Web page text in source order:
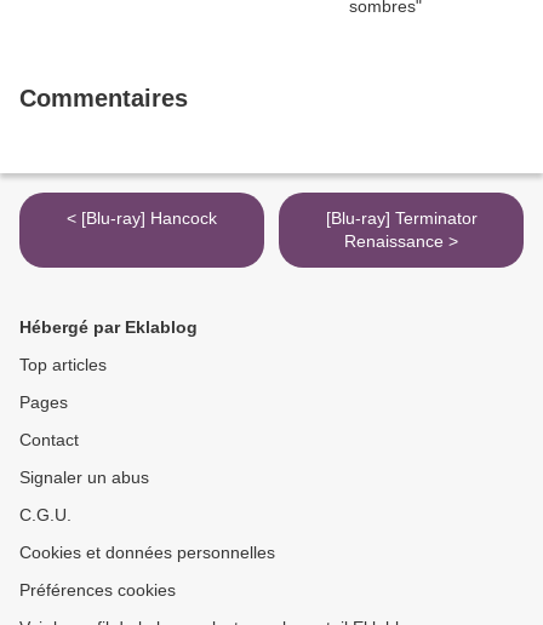
Commentaires
< [Blu-ray] Hancock
[Blu-ray] Terminator
Renaissance >
Hébergé par Eklablog
Top articles
Pages
Contact
Signaler un abus
C.G.U.
Cookies et données personnelles
Préférences cookies